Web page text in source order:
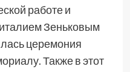
работе и
Зеньковым
церемония
Также в этот